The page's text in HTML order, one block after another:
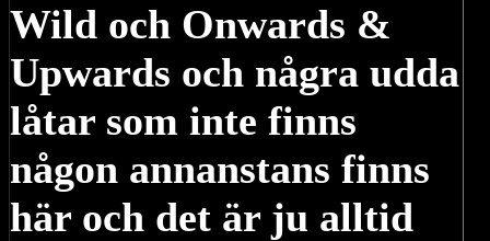
Wild och Onwards &
Upwards och några udda
låtar som inte finns
någon annanstans finns
här och det är ju alltid